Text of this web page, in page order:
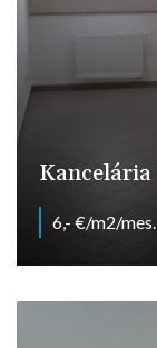
Kancelária
6,- €/m2/mes.